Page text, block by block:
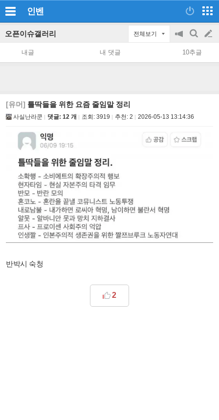
인벤
오픈이슈갤러리 전체보기
공
지
on/off
검
색
글
쓰
내글 내 댓글 10추글
[유머] 틀딱들을 위한 요즘 줄임말 정리
사실난라쿤 댓글: 12 개 조회: 3919 추천: 2 2026-05-13 13:14:36
반박시 숙청
2